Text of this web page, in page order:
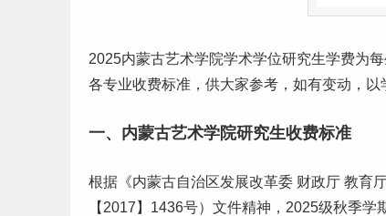
2025内蒙古艺术学院学术学位研究生学费为
各专业收费标准 ，供大家参考，如有变动，以
一、内蒙古艺术学院研究生收费标准
根据《内蒙古自治区发展改革委 财政厅 教育
【2017】1436号）文件精神，2025级秋季学